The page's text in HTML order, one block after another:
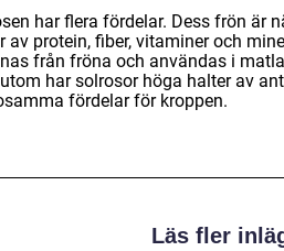
har flera fördelar. Dess frön är
av protein, fiber, vitaminer och
från fröna och användas i
har solrosor höga halter av
fördelar för kroppen.
Läs fler